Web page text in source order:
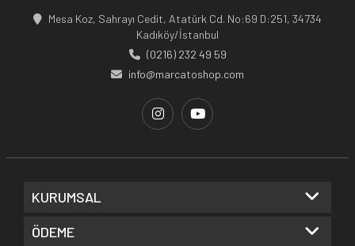
Mesa Koz, Sahrayı Cedit, Atatürk Cd. No:69 D:251, 34734
Kadıköy/İstanbul
(0216) 232 49 59
info@marcatoshop.com
KURUMSAL
ÖDEME